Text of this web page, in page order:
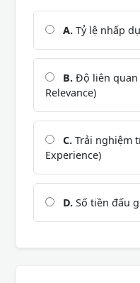
A. Tỷ lệ nhấp
B. Độ liên quan
Relevance)
C. Trải nghiệm
Experience)
D. Số tiền đấu